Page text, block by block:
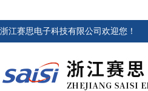
浙江赛思电子科技有限公司欢迎您！